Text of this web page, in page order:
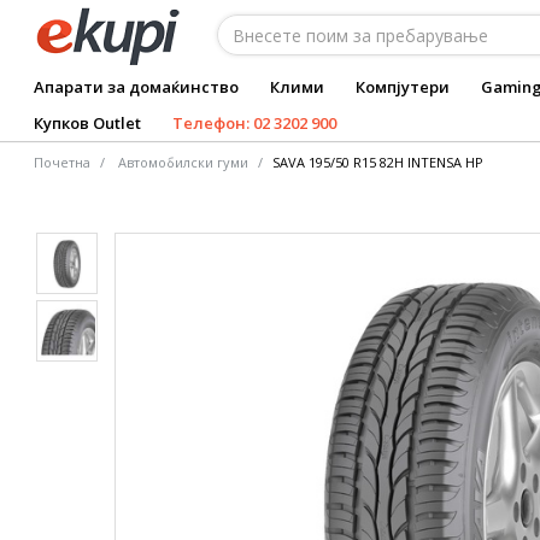
Апарати за домаќинство Клими Компјутери
Купков Outlet
Телефон: 02 3202 900
Почетна Автомобилски гуми SAVA 195/50 R15 82H INTENSA HP